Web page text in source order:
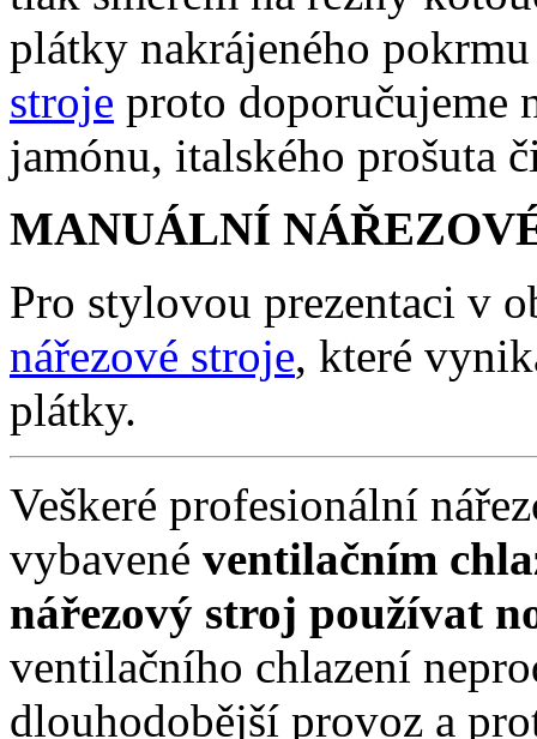
plátky nakrájeného
stroje proto doporučujeme
jamónu, italského prošuta
MANUÁLNÍ
Pro stylovou prezentaci v
nářezové stroje, které
plátky.
Veškeré profesionální
vybavené ventilačním
nářezový stroj používat
ventilačního chlazení
dlouhodobější provoz a